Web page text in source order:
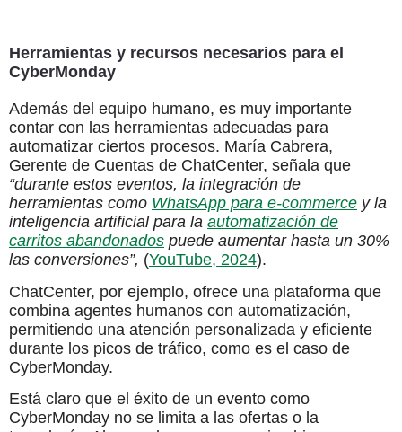
Herramientas y recursos necesarios para el
CyberMonday
Además del equipo humano, es muy importante
contar con las herramientas adecuadas para
automatizar ciertos procesos. María Cabrera,
Gerente de Cuentas de ChatCenter, señala que
“durante estos eventos, la integración de
herramientas como WhatsApp para e-commerce y la
inteligencia artificial para la automatización de
carritos abandonados puede aumentar hasta un 30%
las conversiones”, (YouTube, 2024).
ChatCenter, por ejemplo, ofrece una plataforma que
combina agentes humanos con automatización,
permitiendo una atención personalizada y eficiente
durante los picos de tráfico, como es el caso de
CyberMonday.
Está claro que el éxito de un evento como
CyberMonday no se limita a las ofertas o la